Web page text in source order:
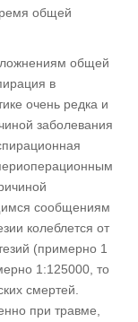
общей
общей
в
очень редка и
заболевания
сообщениям
колеблется от
(примерно 1
1:125000, то
смертей.
при травме,